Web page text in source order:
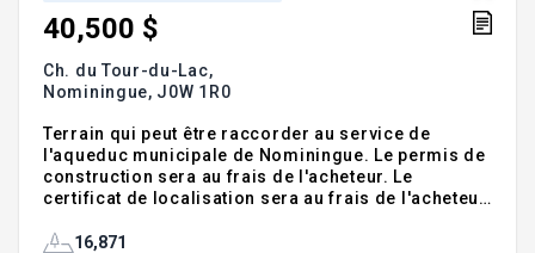
40,500 $
Ch. du Tour-du-Lac,
Nominingue, J0W 1R0
Terrain qui peut être raccorder au service de
l'aqueduc municipale de Nominingue. Le permis de
construction sera au frais de l'acheteur. Le
certificat de localisation sera au frais de l'acheteur.
l'acheteur devra faire ses démarches pour
16,871